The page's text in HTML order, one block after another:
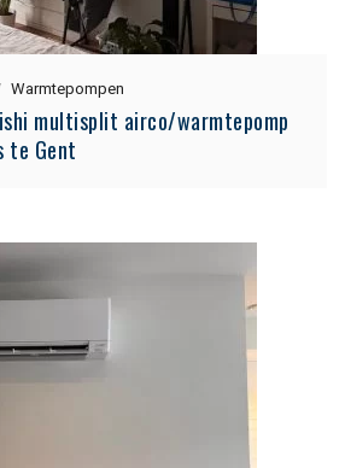
Warmtepompen
multisplit airco/warmtepomp
te Gent